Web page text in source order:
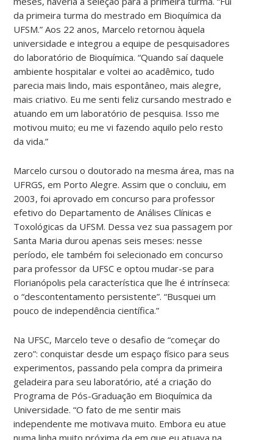
da primeira turma do mestrado em Bioquímica da
UFSM.” Aos 22 anos, Marcelo retornou àquela
universidade e integrou a equipe de pesquisadores
do laboratório de Bioquímica. “Quando saí daquele
ambiente hospitalar e voltei ao acadêmico, tudo
parecia mais lindo, mais espontâneo, mais alegre,
mais criativo. Eu me senti feliz cursando mestrado e
atuando em um laboratório de pesquisa. Isso me
motivou muito; eu me vi fazendo aquilo pelo resto
da vida.”
Marcelo cursou o doutorado na mesma área, mas na
UFRGS, em Porto Alegre. Assim que o concluiu, em
2003, foi aprovado em concurso para professor
efetivo do Departamento de Análises Clínicas e
Toxológicas da UFSM. Dessa vez sua passagem por
Santa Maria durou apenas seis meses: nesse
período, ele também foi selecionado em concurso
para professor da UFSC e optou mudar-se para
Florianópolis pela característica que lhe é intrínseca:
o “descontentamento persistente”. “Busquei um
pouco de independência científica.”
Na UFSC, Marcelo teve o desafio de “começar do
zero”: conquistar desde um espaço físico para seus
experimentos, passando pela compra da primeira
geladeira para seu laboratório, até a criação do
Programa de Pós-Graduação em Bioquímica da
Universidade. “O fato de me sentir mais
independente me motivava muito. Embora eu atue
numa linha muito próxima da em que eu atuava na